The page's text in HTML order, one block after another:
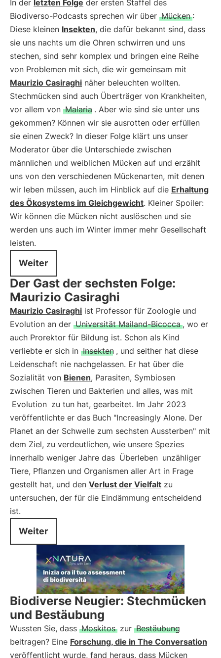
In der letzten Folge der ersten Staffel des
Biodiverso-Podcasts sprechen wir über Mücken :
Diese kleinen Insekten, die dafür bekannt sind, dass
sie uns nachts um die Ohren schwirren und uns
stechen, sind sehr komplex und bringen eine Reihe
von Problemen mit sich, die wir gemeinsam mit
Maurizio Casiraghi näher beleuchten wollten.
Stechmücken sind auch Überträger von Krankheiten,
vor allem von Malaria . Aber wie sind sie unter uns
gekommen? Können wir sie ausrotten oder erfüllen
sie einen Zweck? In dieser Folge klärt uns unser
Moderator über die Unterschiede zwischen
männlichen und weiblichen Mücken auf und erzählt
uns von den verschiedenen Mückenarten, mit denen
wir leben müssen, auch im Hinblick auf die Erhaltung
des Ökosystems im Gleichgewicht. Kleiner Spoiler:
Wir können die Mücken nicht auslöschen und sie
werden uns auch im Winter immer mehr Gesellschaft
leisten.
Weiter
Der Gast der sechsten Folge:
Maurizio Casiraghi
Maurizio Casiraghi ist Professor für Zoologie und
Evolution an der Universität Mailand-Bicocca , wo er
auch Prorektor für Bildung ist. Schon als Kind
verliebte er sich in Insekten , und seither hat diese
Leidenschaft nie nachgelassen. Er hat über die
Sozialität von Bienen, Parasiten, Symbiosen
zwischen Tieren und Bakterien und alles, was mit
Evolution zu tun hat, gearbeitet. Im Jahr 2023
veröffentlichte er das Buch "Increasingly Alone. Der
Planet an der Schwelle zum sechsten Aussterben" mit
dem Ziel, zu verdeutlichen, wie unsere Spezies
innerhalb weniger Jahre das Überleben unzähliger
Tiere, Pflanzen und Organismen aller Art in Frage
gestellt hat, und den Verlust der Vielfalt zu
untersuchen, der für die Eindämmung entscheidend
ist.
Weiter
Biodiverse Neugier: Stechmücken
und Bestäubung
Wussten Sie, dass Moskitos zur Bestäubung
beitragen? Eine Forschung, die in The Conversation
veröffentlicht wurde, fand heraus, dass Mücken